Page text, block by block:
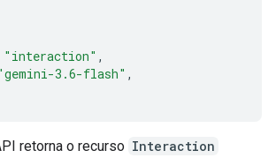
"interaction" ,
3.6-flash" ,
retorna o recurso Interaction